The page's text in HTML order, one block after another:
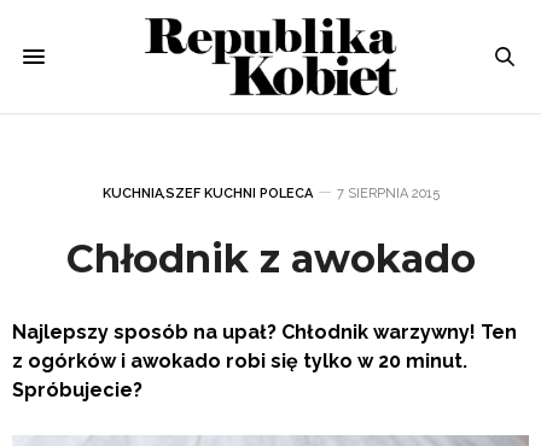
KUCHNIA,SZEF KUCHNI POLECA 7 SIERPNIA 2015
Chłodnik z awokado
Najlepszy sposób na upał? Chłodnik warzywny! Ten
z ogórków i awokado robi się tylko w 20 minut.
Spróbujecie?